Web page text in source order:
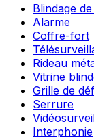
Blindage
Alarme
Coffre-fort
Rideau
Vitrine
Grille de
Serrure
Interphonie